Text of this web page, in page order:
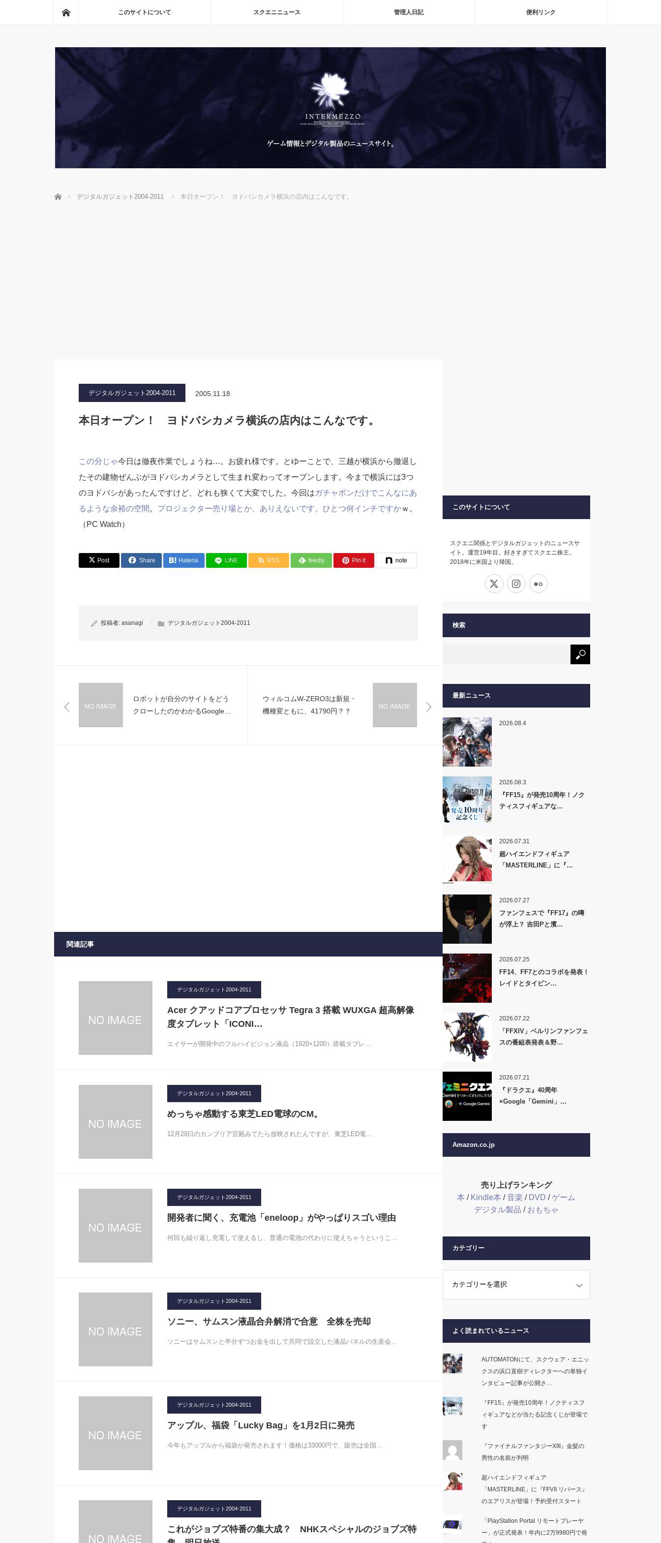
このサイトについて スクエニニュース 管理人日記 便利リンク
ホーム デジタルガジェット2004-2011 本日オープン！ ヨドバシカメラ横浜の店内はこんなです。
デジタルガジェット2004-2011 2005.11.18
本日オープン！ ヨドバシカメラ横浜の店内はこんなです。
この分じゃ今日は徹夜作業でしょうね…。お疲れ様です。とゆーことで、三越が横浜から撤退し
たその建物ぜんぶがヨドバシカメラとして生まれ変わってオープンします。今まで横浜には3つ
のヨドバシがあったんですけど、どれも狭くて大変でした。今回はガチャポンだけでこんなにあ
るような余裕の空間 。 プロジェクター売り場とか、ありえないです。ひとつ何インチですかｗ。
（PC Watch）
Post Share Hatena LINE RSS feedly Pin it note
投稿者: asanagi デジタルガジェット2004-2011
ロボットが自分のサイトをどう
クローしたのかわかるGoogleサ
ウィルコムW-ZERO3は新規・
機種変ともに、41790円？？
関連記事
デジタルガジェット2004-2011
Acer クアッドコアプロセッサ Tegra 3 搭載 WUXGA 超高解像
度タブレット「ICONI…
エイサーが開発中のフルハイビジョン液晶（1920×1200）搭載タブレ…
デジタルガジェット2004-2011
めっちゃ感動する東芝LED電球のCM。
12月29日のカンブリア宮殿みてたら放映されたんですが、東芝LED電…
デジタルガジェット2004-2011
開発者に聞く、充電池「eneloop」がやっぱりスゴい理由
何回も繰り返し充電して使えるし、普通の電池の代わりに使えちゃうというこ…
デジタルガジェット2004-2011
ソニー、サムスン液晶合弁解消で合意 全株を売却
ソニーはサムスンと半分ずつお金を出して共同で設立した液晶パネルの生産会…
デジタルガジェット2004-2011
アップル、福袋「Lucky Bag」を1月2日に発売
今年もアップルから福袋が発売されます！価格は33000円で、販売は全国…
デジタルガジェット2004-2011
これがジョブズ特番の集大成？ NHKスペシャルのジョブズ特
このサイトについて
スクエニ関係とデジタルガジェットのニュースサ
イト。運営19年目。好きすぎてスクエニ株主。
2018年に米国より帰国。
Instagram
検索
最新ニュース
2026.08.4
2026.08.3
『FF15』が発売10周年！ノク
ティスフィギュアな…
2026.07.31
超ハイエンドフィギュア
「MASTERLINE」に『…
2026.07.27
ファンフェスで『FF17』の噂
が浮上？ 吉田Pと濱…
2026.07.25
FF14、FF7とのコラボを発表！
レイドとタイピン…
2026.07.22
「FFXIV」ベルリンファンフェ
スの番組表発表＆野…
2026.07.21
『ドラクエ』40周年
×Google「Gemini」…
Amazon.co.jp
売り上げランキング
本 / Kindle本 /音楽 / DVD /ゲーム
デジタル製品 / おもちゃ
カテゴリー
よく読まれているニュース
AUTOMATONにて、スクウェア・エニッ
クスの浜口直樹ディレクターへの単独イ
ンタビュー記事が公開さ…
『FF15』が発売10周年！ノクティスフ
ィギュアなどが当たる記念くじが登場で
す
『ファイナルファンタジーXIII』金髪の
男性の名前が判明
超ハイエンドフィギュア
「MASTERLINE」に『FFVII リバース』
のエアリスが登場！予約受付スタート
「PlayStation Portal リモートプレーヤ
ー」が正式発表！年内に2万9980円で発